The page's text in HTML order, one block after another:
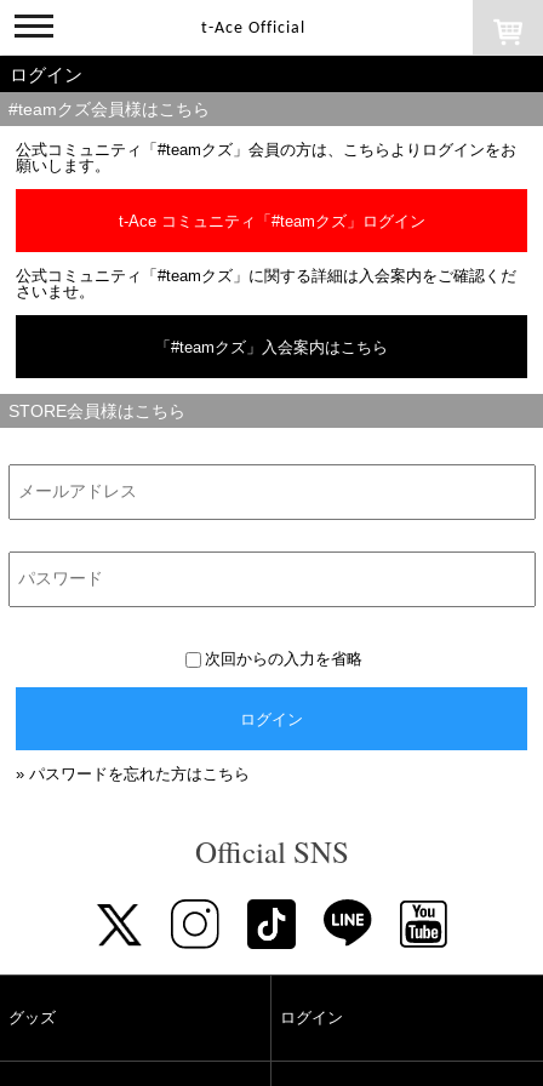
toggle
navigation
t-Ace Official
ログイン
#teamクズ会員様はこちら
公式コミュニティ「#teamクズ」会員の方は、こちらよりログインをお
願いします。
t-Ace コミュニティ「#teamクズ」ログイン
公式コミュニティ「#teamクズ」に関する詳細は入会案内をご確認くだ
さいませ。
「#teamクズ」入会案内はこちら
STORE会員様はこちら
次回からの入力を省略
ログイン
» パスワードを忘れた方はこちら
Official SNS
グッズ ログイン